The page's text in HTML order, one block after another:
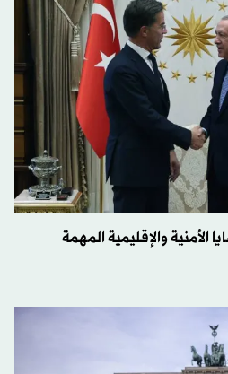
الأمنية والإقليمية المهمة